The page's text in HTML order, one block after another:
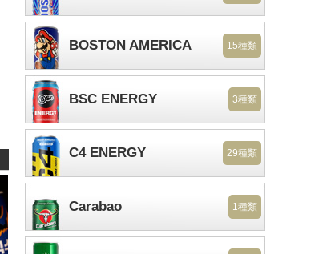
BOSTON AMERICA 15種類
BSC ENERGY 3種類
C4 ENERGY 29種類
Carabao 1種類